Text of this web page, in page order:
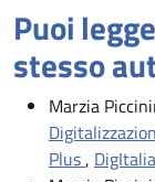
Puoi
stesso
Marzia
Plus,